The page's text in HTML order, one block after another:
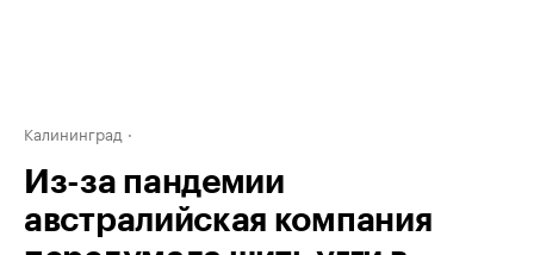
Калининград
Из-за пандемии
австралийская компания